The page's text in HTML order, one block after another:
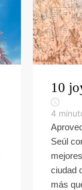
10
4
Seúl
ciudad
más